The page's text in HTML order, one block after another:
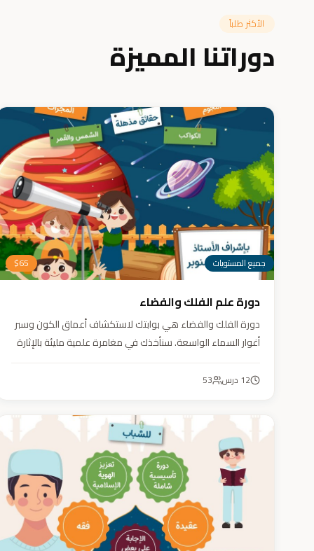
الأكثر طلباً
دوراتنا المميزة
جميع المستويات $65
دورة علم الفلك والفضاء
دورة الفلك والفضاء هي بوابتك لاستكشاف أعماق الكون وسبر
أغوار السماء الواسعة. سنأخذك في مغامرة علمية مليئة بالإثارة
تنير عقلك وتثري خيالك، لتمنحك رؤية جديدة للكون وتفتح لك
12 درس 53